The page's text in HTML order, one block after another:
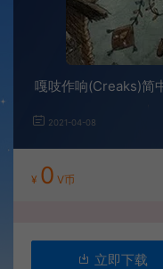
嘎吱作响(Creaks)简
2021-04-08
¥ 0 V币
立即下载